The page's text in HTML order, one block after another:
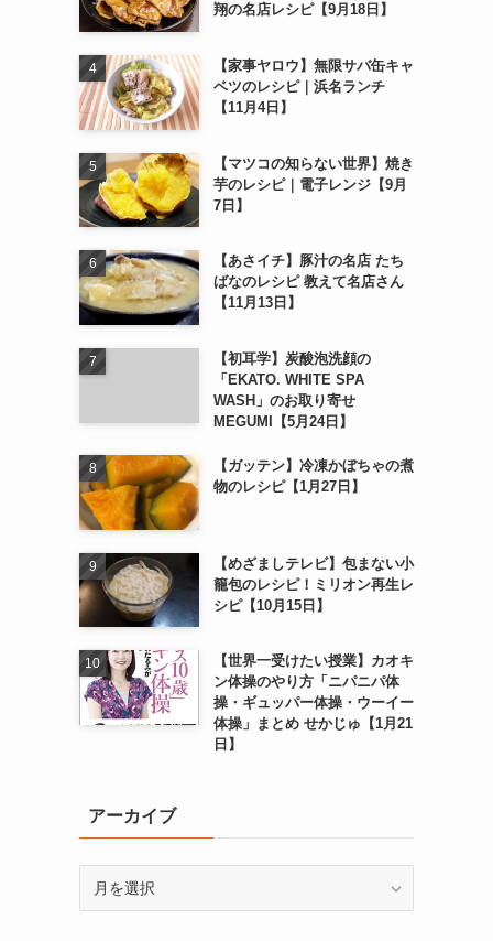
翔の名店レシピ【9月18日】
【家事ヤロウ】無限サバ缶キャ
ベツのレシピ｜浜名ランチ
【11月4日】
【マツコの知らない世界】焼き
芋のレシピ｜電子レンジ【9月
7日】
【あさイチ】豚汁の名店 たち
ばなのレシピ 教えて名店さん
【11月13日】
【初耳学】炭酸泡洗顔の
「EKATO. WHITE SPA
WASH」のお取り寄せ
MEGUMI【5月24日】
【ガッテン】冷凍かぼちゃの煮
物のレシピ【1月27日】
【めざましテレビ】包まない小
籠包のレシピ！ミリオン再生レ
シピ【10月15日】
【世界一受けたい授業】カオキ
ン体操のやり方「ニパニパ体
操・ギュッパー体操・ウーイー
体操」まとめ せかじゅ【1月21
日】
アーカイブ